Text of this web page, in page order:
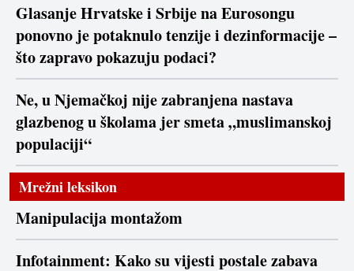
Glasanje Hrvatske i Srbije na Eurosongu
ponovno je potaknulo tenzije i dezinformacije –
što zapravo pokazuju podaci?
Ne, u Njemačkoj nije zabranjena nastava
glazbenog u školama jer smeta „muslimanskoj
populaciji“
Mrežni leksikon
Manipulacija montažom
Infotainment: Kako su vijesti postale zabava